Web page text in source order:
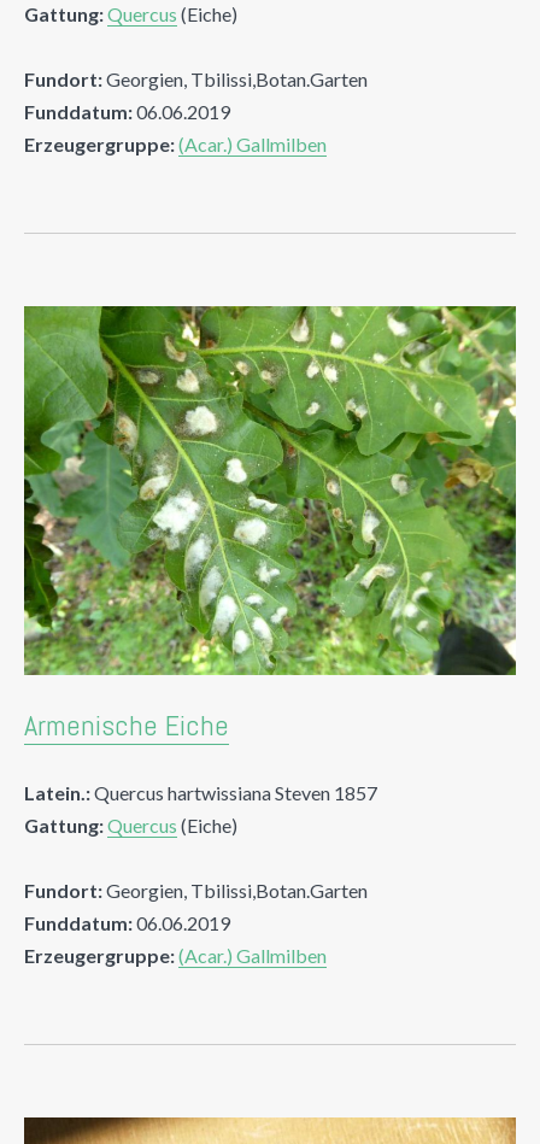
Gattung:Quercus (Eiche)
Fundort:Georgien, Tbilissi,Botan.Garten
Funddatum:06.06.2019
Erzeugergruppe:(Acar.) Gallmilben
Armenische Eiche
Latein.:Quercus hartwissiana Steven 1857
Gattung:Quercus (Eiche)
Fundort:Georgien, Tbilissi,Botan.Garten
Funddatum:06.06.2019
Erzeugergruppe:(Acar.) Gallmilben